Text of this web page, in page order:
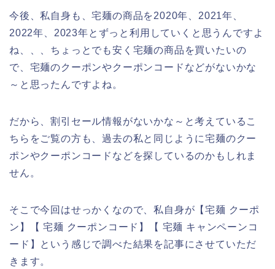
今後、私自身も、宅麺の商品を2020年、2021年、
2022年、2023年とずっと利用していくと思うんですよ
ね、、、ちょっとでも安く宅麺の商品を買いたいの
で、宅麺のクーポンやクーポンコードなどがないかな
～と思ったんですよね。
だから、割引セール情報がないかな～と考えているこ
ちらをご覧の方も、過去の私と同じように宅麺のクー
ポンやクーポンコードなどを探しているのかもしれま
せん。
そこで今回はせっかくなので、私自身が【宅麺 クーポ
ン】【 宅麺 クーポンコード】【 宅麺 キャンペーンコ
ード】という感じで調べた結果を記事にさせていただ
きます。